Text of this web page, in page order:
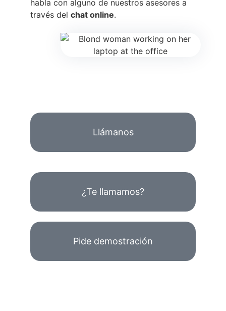
habla con alguno de nuestros asesores a
través del chat online.
Llámanos
¿Te llamamos?
Pide demostración